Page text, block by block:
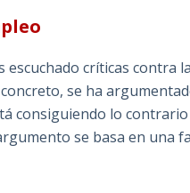
escuchado críticas contra
se ha
consiguiendo lo
se basa en una